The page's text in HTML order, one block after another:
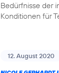
Bedürfnisse der
Konditionen für
12. August 2020